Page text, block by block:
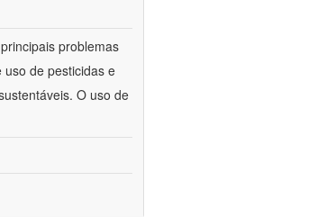
problemas
de pesticidas e
O uso de